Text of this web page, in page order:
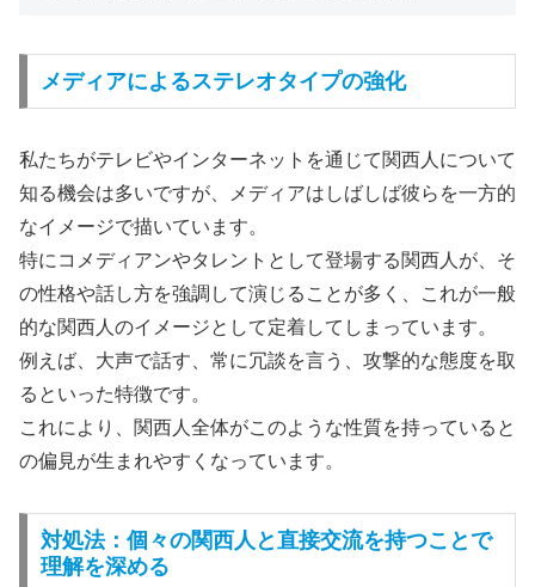
メディアによるステレオタイプの強化
私たちがテレビやインターネットを通じて関西人について
知る機会は多いですが、メディアはしばしば彼らを一方的
なイメージで描いています。
特にコメディアンやタレントとして登場する関西人が、そ
の性格や話し方を強調して演じることが多く、これが一般
的な関西人のイメージとして定着してしまっています。
例えば、大声で話す、常に冗談を言う、攻撃的な態度を取
るといった特徴です。
これにより、関西人全体がこのような性質を持っていると
の偏見が生まれやすくなっています。
対処法：個々の関西人と直接交流を持つことで
理解を深める